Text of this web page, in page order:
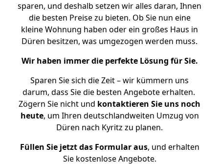
sparen, und deshalb setzen wir alles daran, Ihnen
die besten Preise zu bieten. Ob Sie nun eine
kleine Wohnung haben oder ein großes Haus in
Düren besitzen, was umgezogen werden muss.
Wir haben immer die perfekte Lösung für Sie.
Sparen Sie sich die Zeit – wir kümmern uns
darum, dass Sie die besten Angebote erhalten.
Zögern Sie nicht und kontaktieren Sie uns noch
heute, um Ihren deutschlandweiten Umzug von
Düren nach Kyritz zu planen.
Füllen Sie jetzt das Formular aus, und erhalten
Sie kostenlose Angebote.